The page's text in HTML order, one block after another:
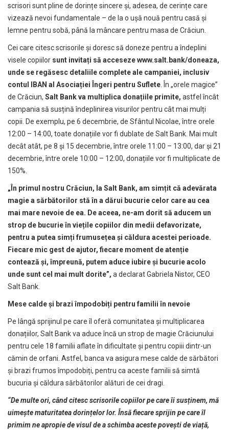
scrisori sunt pline de dorințe sincere și, adesea, de cerințe care
vizează nevoi fundamentale – de la o ușă nouă pentru casă și
lemne pentru sobă, până la mâncare pentru masa de Crăciun.
Cei care citesc scrisorile și doresc să doneze pentru a îndeplini
visele copiilor sunt invitați să accesezewww.salt.bank/doneaza,
unde se regăsesc detaliile complete ale campaniei, inclusiv
contul IBAN al Asociației Îngeri pentru Suflete . În „orele magice”
de Crăciun, Salt Bank va multiplica donațiile primite, astfel încât
campania să susțină îndeplinirea visurilor pentru cât mai mulți
copii. De exemplu, pe 6 decembrie, de Sfântul Nicolae, între orele
12:00 – 14:00, toate donațiile vor fi dublate de Salt Bank. Mai mult
decât atât, pe 8 și 15 decembrie, între orele 11:00 – 13:00, dar și 21
decembrie, între orele 10:00 – 12:00, donațiile vor fi multiplicate de
150%.
„În primul nostru Crăciun, la Salt Bank, am simțit că adevărata
magie a sărbătorilor stă în a dărui bucurie celor care au cea
mai mare nevoie de ea. De aceea, ne-am dorit să aducem un
strop de bucurie în viețile copiilor din medii defavorizate,
pentru a putea simți frumusețea și căldura acestei perioade.
Fiecare mic gest de ajutor, fiecare moment de atenție
contează și, împreună, putem aduce iubire și bucurie acolo
unde sunt cel mai mult dorite”, a declarat Gabriela Nistor, CEO
Salt Bank.
Mese calde și brazi împodobiți pentru familii în nevoie
Pe lângă sprijinul pe care îl oferă comunitatea şi multiplicarea
donațiilor, Salt Bank va aduce încă un strop de magie Crăciunului
pentru cele 18 familii aflate în dificultate și pentru copiii dintr-un
cămin de orfani. Astfel, banca va asigura mese calde de sărbători
și brazi frumos împodobiți, pentru ca aceste familii să simtă
bucuria și căldura sărbătorilor alături de cei dragi.
“De multe ori, când citesc scrisorile copiilor pe care îi susținem, mă
uimește maturitatea dorințelor lor. Însă fiecare sprijin pe care îl
primim ne apropie de visul de a schimba aceste povești de viață,